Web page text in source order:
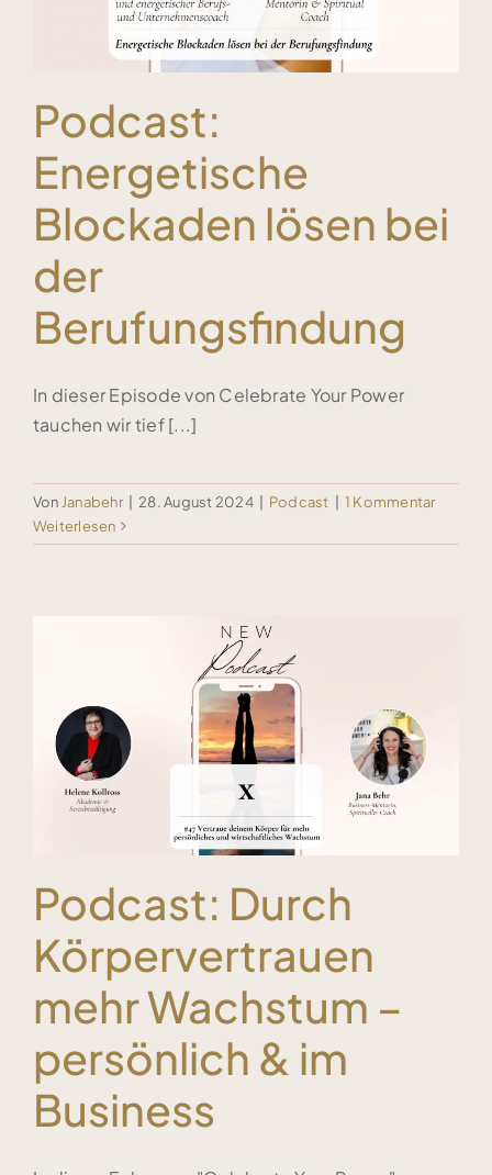
Podcast:
Energetische
Blockaden lösen bei
der
Berufungsfindung
In dieser Episode von Celebrate Your Power
tauchen wir tief [...]
Von Janabehr 28. August 2024 Podcast
1 Kommentar
Weiterlesen
Podcast: Durch
Körpervertrauen
mehr Wachstum –
persönlich & im
Business